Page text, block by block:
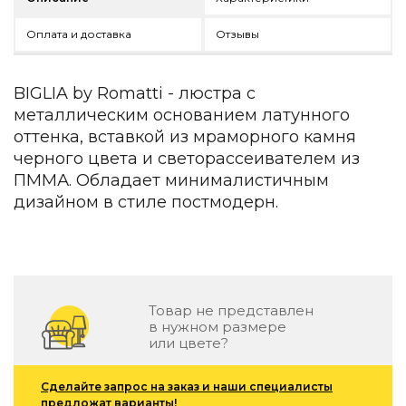
Уличная и садовая мебель
ROOM — Modern
INTERRA — Soft Modern
ARTOPIA — Mid-Century
DAYZ — Ethno
Все коллекции мебели
Подбор, производство и комплектация по вашему
Для кухни
Предметы интерьера
Зеркала
Ковры
Оплата и доставка Отзывы
BIGLIA by Romatti - люстра с
металлическим основанием латунного
оттенка, вставкой из мраморного камня
черного цвета и светорассеивателем из
ПММА. Обладает минималистичным
дизайном в стиле постмодерн.
Товар не представлен
в нужном размере
или цвете?
Сделайте запрос на заказ и наши специалисты
предложат варианты!